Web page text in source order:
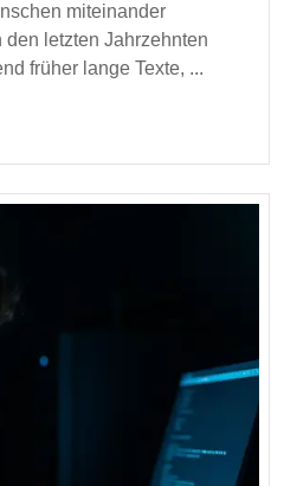
in
einer
visuellen
letzten Jahrzehnten
früher lange Texte, ...